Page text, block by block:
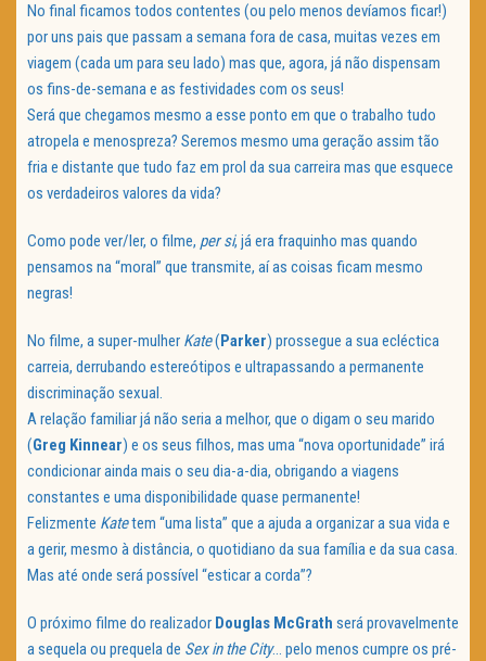
No final ficamos todos contentes (ou pelo menos devíamos ficar!)
por uns pais que passam a semana fora de casa, muitas vezes em
viagem (cada um para seu lado) mas que, agora, já não dispensam
os fins-de-semana e as festividades com os seus!
Será que chegamos mesmo a esse ponto em que o trabalho tudo
atropela e menospreza? Seremos mesmo uma geração assim tão
fria e distante que tudo faz em prol da sua carreira mas que esquece
os verdadeiros valores da vida?
Como pode ver/ler, o filme, per si, já era fraquinho mas quando
pensamos na “moral” que transmite, aí as coisas ficam mesmo
negras!
No filme, a super-mulher Kate(Parker) prossegue a sua ecléctica
carreia, derrubando estereótipos e ultrapassando a permanente
discriminação sexual.
A relação familiar já não seria a melhor, que o digam o seu marido
(Greg Kinnear) e os seus filhos, mas uma “nova oportunidade” irá
condicionar ainda mais o seu dia-a-dia, obrigando a viagens
constantes e uma disponibilidade quase permanente!
Felizmente Katetem “uma lista” que a ajuda a organizar a sua vida e
a gerir, mesmo à distância, o quotidiano da sua família e da sua casa.
Mas até onde será possível “esticar a corda”?
O próximo filme do realizador Douglas McGrath será provavelmente
a sequela ou prequela de Sex in the City… pelo menos cumpre os pré-